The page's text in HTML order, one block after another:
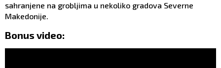
sahranjene na grobljima u nekoliko gradova Severne
Makedonije.
Bonus video: